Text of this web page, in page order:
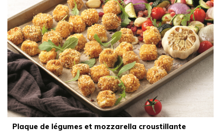
Plaque de légumes et mozzarella croustillante